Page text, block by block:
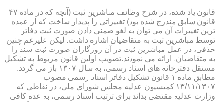
قانون یاد شده، در شرح وظائف مباشرین ثبت (آنچه كه در ماده ۴۷
قانون سابق مندرج شده بود) تغییراتی را پدیدار ساخت كه از عمده
ترین تغییرات آن می توان به لغو ضمنی دادن صورت ثبت دفاتر
توسط مباشرین ثبت به متقاضیان اشاره داشت. لیكن علیرغم چنین
حذفی، در عمل مباشرین ثبت در آن روزگاران صورت ثبت سند را
به متقاضیان، ارائه می نمودند.تصویب اولین قانون مربوط به تشكیل
مستقل دفترخانه های اسناد رسمی، به سال ۱۳۰۷ باز می گردد.
مطابق ماده ۱ قانون تشكیل دفاتر اسناد رسمی مصوب
۱۳/۱۱/۱۳۰۷ كمیسیون عدلیه مجلس شورای ملی، در نقاطی كه
وزارت عدلیه مقتضی بداند برای ترتیب اسناد رسمی، به عده كافی